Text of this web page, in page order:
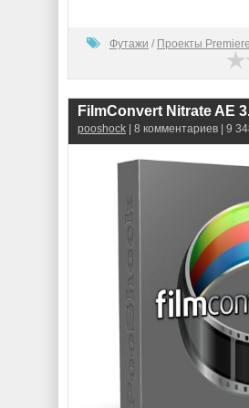
Футажи / Проекты
FilmConvert Nitrate AE
pooshock | 8 комментариев | 9